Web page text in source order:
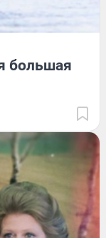
большая